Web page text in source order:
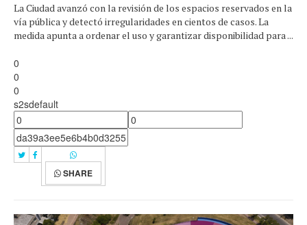
La Ciudad avanzó con la revisión de los espacios reservados en la
vía pública y detectó irregularidades en cientos de casos. La
medida apunta a ordenar el uso y garantizar disponibilidad para ...
0
0
0
s2sdefault
SHARE